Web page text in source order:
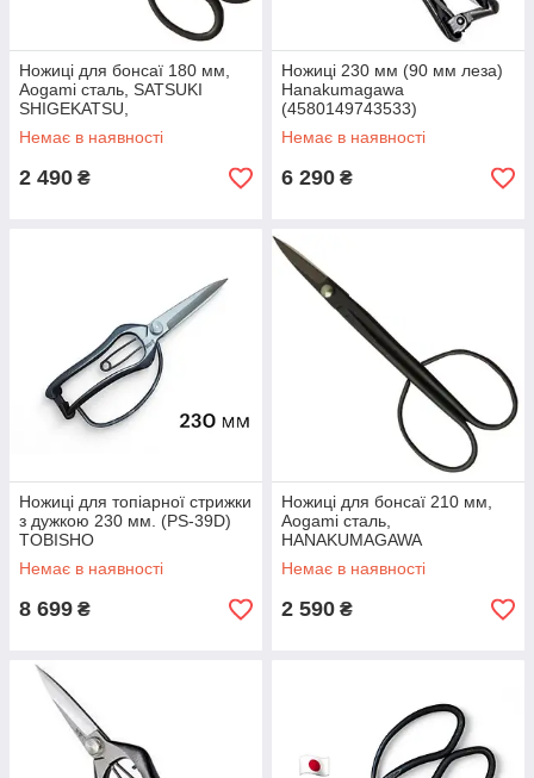
Ножиці для бонсаї 180 мм,
Aogami сталь, SATSUKI
SHIGEKATSU,
HANAKUMAGAWA
(4582243654579)
Немає в наявності
2 490 ₴
Ножиці 230 мм (90 мм леза)
Hanakumagawa
(4580149743533)
Немає в наявності
6 290 ₴
Ножиці для топіарної стрижки
з дужкою 230 мм. (PS-39D)
TOBISHO
Немає в наявності
8 699 ₴
Ножиці для бонсаї 210 мм,
Aogami сталь,
HANAKUMAGAWA
(4582243654562)
Немає в наявності
2 590 ₴